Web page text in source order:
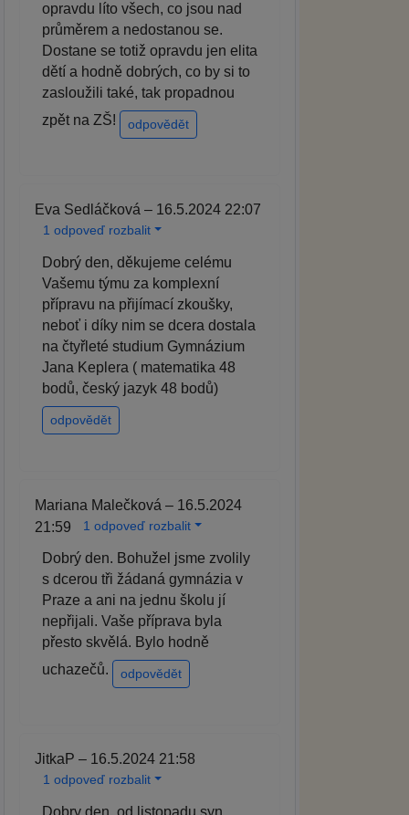
opravdu líto všech, co jsou nad
průměrem a nedostanou se.
Dostane se totiž opravdu jen elita
dětí a hodně dobrých, co by si to
zasloužili také, tak propadnou
zpět na ZŠ!
odpovědět
Eva Sedláčková – 16.5.2024 22:07
1 odpoveď rozbalit
Dobrý den, děkujeme celému
Vašemu týmu za komplexní
přípravu na přijímací zkoušky,
neboť i díky nim se dcera dostala
na čtyřleté studium Gymnázium
Jana Keplera ( matematika 48
bodů, český jazyk 48 bodů)
odpovědět
Mariana Malečková – 16.5.2024
21:59
1 odpoveď rozbalit
Dobrý den. Bohužel jsme zvolily
s dcerou tři žádaná gymnázia v
Praze a ani na jednu školu jí
nepřijali. Vaše příprava byla
přesto skvělá. Bylo hodně
uchazečů.
odpovědět
JitkaP – 16.5.2024 21:58
1 odpoveď rozbalit
Dobry den, od listopadu syn